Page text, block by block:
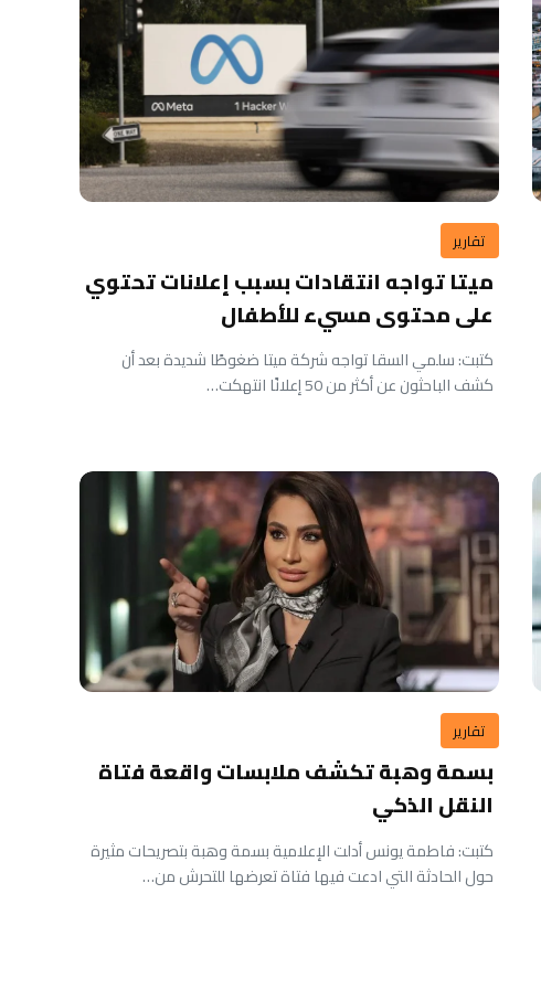
تقارير
ميتا تواجه انتقادات بسبب إعلانات تحتوي
على محتوى مسيء للأطفال
كتبت: سلمي السقا تواجه شركة ميتا ضغوطًا شديدة بعد أن
كشف الباحثون عن أكثر من 50 إعلانًا انتهكت…
تقارير
بسمة وهبة تكشف ملابسات واقعة فتاة
النقل الذكي
كتبت: فاطمة يونس أدلت الإعلامية بسمة وهبة بتصريحات مثيرة
حول الحادثة التي ادعت فيها فتاة تعرضها للتحرش من…